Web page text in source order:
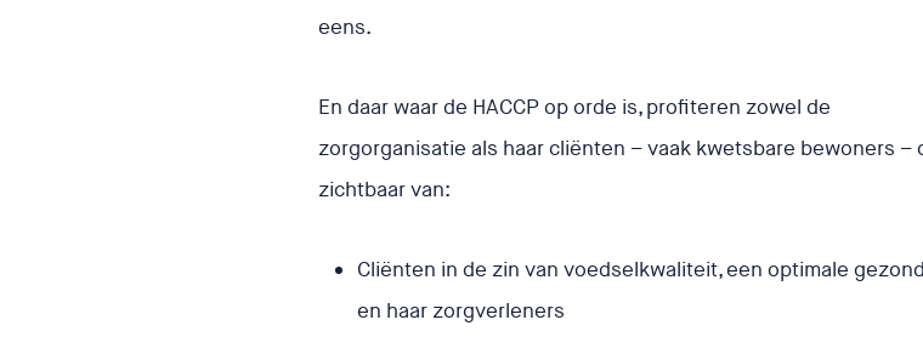
eens.
En daar waar de HACCP op orde is, profiteren zowel de
zorgorganisatie als haar cliënten – vaak kwetsbare bewoners –
zichtbaar van:
Cliënten in de zin van voedselkwaliteit, een optimale
en haar zorgverleners